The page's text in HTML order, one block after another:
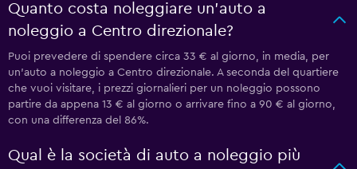
Quanto costa noleggiare un'auto a
noleggio a Centro direzionale?
Puoi prevedere di spendere circa 33 € al giorno, in media, per
un'auto a noleggio a Centro direzionale. A seconda del quartiere
che vuoi visitare, i prezzi giornalieri per un noleggio possono
partire da appena 13 € al giorno o arrivare fino a 90 € al giorno,
con una differenza del 86%.
Qual è la società di auto a noleggio più